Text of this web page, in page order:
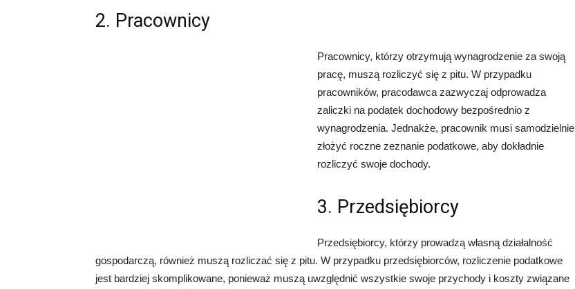
2. Pracownicy
Pracownicy, którzy otrzymują wynagrodzenie za swoją
pracę, muszą rozliczyć się z pitu. W przypadku
pracowników, pracodawca zazwyczaj odprowadza
zaliczki na podatek dochodowy bezpośrednio z
wynagrodzenia. Jednakże, pracownik musi samodzielnie
złożyć roczne zeznanie podatkowe, aby dokładnie
rozliczyć swoje dochody.
3. Przedsiębiorcy
Przedsiębiorcy, którzy prowadzą własną działalność
gospodarczą, również muszą rozliczać się z pitu. W przypadku przedsiębiorców, rozliczenie podatkowe
jest bardziej skomplikowane, ponieważ muszą uwzględnić wszystkie swoje przychody i koszty związane